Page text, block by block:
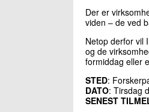
Der er
viden – de ved
Netop derfor vil
og de
formiddag eller
STED:
DATO: Tirsdag
SENEST